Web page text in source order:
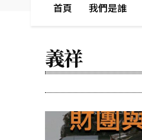
首頁 我們是誰
義祥